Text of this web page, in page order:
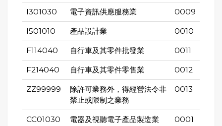
I301030 電子資訊供應服務業 0009
I501010 產品設計業 0010
F114040 自行車及其零件批發業 0011
F214040 自行車及其零件零售業 0012
ZZ99999
除許可業務外，得經營法令非
禁止或限制之業務
0013
CC01030 電器及視聽電子產品製造業 0001